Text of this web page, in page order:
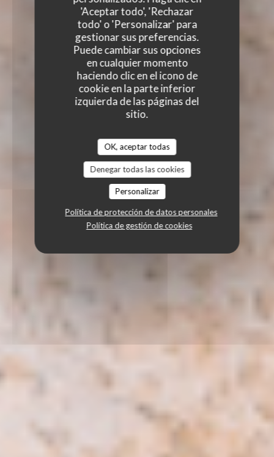
'Aceptar todo', 'Rechazar
todo' o 'Personalizar' para
gestionar sus preferencias.
Puede cambiar sus opciones
en cualquier momento
haciendo clic en el icono de
cookie en la parte inferior
izquierda de las páginas del
sitio.
OK, aceptar todas
Denegar todas las cookies
Personalizar
Política de protección de datos personales
Política de gestión de cookies